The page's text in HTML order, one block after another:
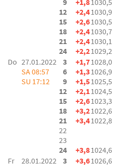
9
12
15
18
21
24
+1,8
+2,4
+2,6
+2,4
+2,4
+2,2
1030,5
1030,9
1030,5
1030,7
1030,1
1029,2
Do 27.01.2022
SA 08:57
SU 17:12
3
6
9
12
15
18
21
22
23
24
+1,7
+1,3
+1,5
+2,1
+2,6
+3,2
+3,4
+3,8
1028,0
1026,9
1025,5
1024,5
1023,3
1022,6
1022,8
1024,6
Fr 28.01.2022
3
+3,61026,6